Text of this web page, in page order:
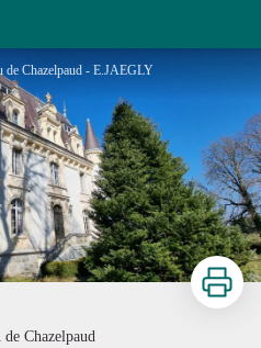
Chazelpaud - E.JAEGLY
Imprimer
de Chazelpaud